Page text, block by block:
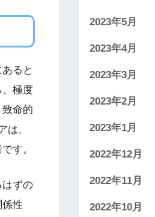
ると
極度
命的
は、
す。
はずの
性
2023年5月
2023年4月
2023年3月
2023年2月
2023年1月
2022年12月
2022年11月
2022年10月